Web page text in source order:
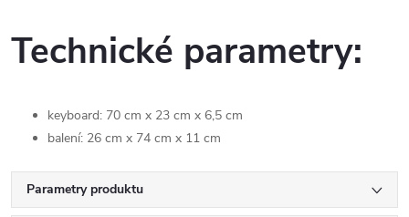
Technické parametry:
keyboard: 70 cm x 23 cm x 6,5 cm
balení: 26 cm x 74 cm x 11 cm
Parametry produktu